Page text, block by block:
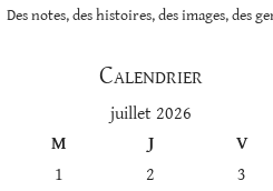
Des notes, des histoires, des images, des
Calendrier
juillet 2026
M J V
1
2 3